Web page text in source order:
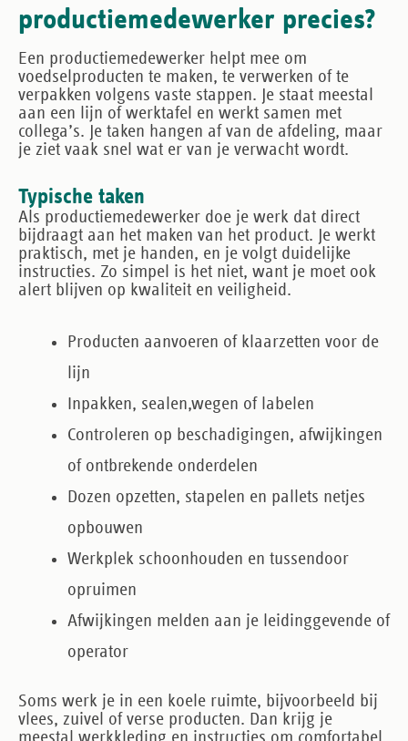
productiemedewerker precies?
Een productiemedewerker helpt mee om
voedselproducten te maken, te verwerken of te
verpakken volgens vaste stappen. Je staat meestal
aan een lijn of werktafel en werkt samen met
collega’s. Je taken hangen af van de afdeling, maar
je ziet vaak snel wat er van je verwacht wordt.
Typische taken
Als productiemedewerker doe je werk dat direct
bijdraagt aan het maken van het product. Je werkt
praktisch, met je handen, en je volgt duidelijke
instructies. Zo simpel is het niet, want je moet ook
alert blijven op kwaliteit en veiligheid.
Producten aanvoeren of klaarzetten voor de
lijn
Inpakken, sealen,wegen of labelen
Controleren op beschadigingen, afwijkingen
of ontbrekende onderdelen
Dozen opzetten, stapelen en pallets netjes
opbouwen
Werkplek schoonhouden en tussendoor
opruimen
Afwijkingen melden aan je leidinggevende of
operator
Soms werk je in een koele ruimte, bijvoorbeeld bij
vlees, zuivel of verse producten. Dan krijg je
meestal werkkleding en instructies om comfortabel